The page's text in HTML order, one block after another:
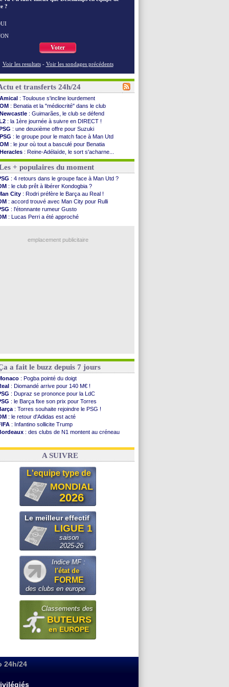
?
Voter
Voir les resultats - Voir les sondages précédents
et transferts 24h/24
Amical : Toulouse s'incline lourdement
OM : Benatia et la "médiocrité" dans le club
Newcastle : Guimarães, le club se défend
: la 1ère journée à suivre en DIRECT !
: une deuxième offre pour Suzuki
PSG : le groupe pour le match face à Man Utd
OM : le jour où tout a basculé pour Benatia
Heracles : Reine-Adélaïde, le sort s'acharne...
Monaco: Mawissa a gravement blessé Uche
OM: accord avec la Real Sociedad pour Aguerd
Barça: Araujo va partir en prêt à Liverpool
OM : Côme pousse pour Gouiri
Man Utd: le groupe pour défier le PSG
: Caen premier leader
: Højbjerg, son agent maintient le suspense
: Gouiri évoque son avenir
: le transfert d'Asllani tombe à l'eau
: Al-Ahli veut Pape Gueye
+ populaires du moment
: 4 retours dans le groupe face à Man Utd ?
: le club prêt à libérer Kondogbia ?
City : Rodri préfère le Barça au Real !
: accord trouvé avec Man City pour Rulli
: l'étonnante rumeur Gusto
: Lucas Perri a été approché
emplacement publicitaire
a fait le buzz depuis 7 jours
: Pogba pointé du doigt
: Diomandé arrive pour 140 M€ !
: Dupraz se prononce pour la LdC
: le Barça fixe son prix pour Torres
: Torres souhaite rejoindre le PSG !
: le retour d'Adidas est acté
: Infantino sollicite Trump
: des clubs de N1 montent au créneau
: le démenti de Leipzig pour Diomandé
A SUIVRE
L'equipe type de
MONDIAL
2026
Le meilleur effectif
LIGUE 1
saison
2025-26
Indice MF :
l'état de
FORME
des clubs en europe
Classements des
BUTEURS
en EUROPE
24h/24